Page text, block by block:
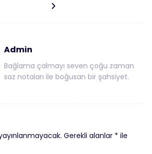
Admin
Bağlama çalmayı seven çoğu zaman
saz notaları ile boğusan bir şahsiyet.
Gerekli alanlar * ile